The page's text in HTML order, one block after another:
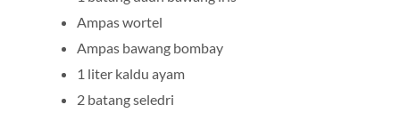
Ampas wortel
Ampas bawang bombay
1 liter kaldu ayam
2 batang seledri